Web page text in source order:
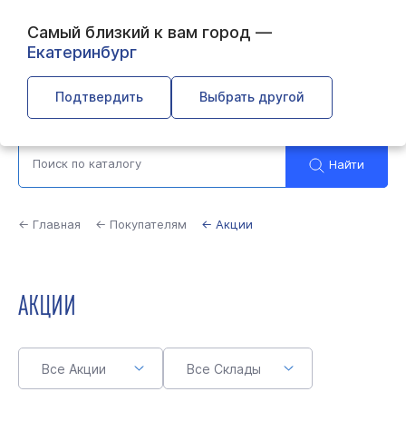
Самый близкий к вам город —
Екатеринбург
Подтвердить Выбрать другой
Тюмень
Найти
← Главная ← Покупателям ← Акции
АКЦИИ
Все Акции Все Склады